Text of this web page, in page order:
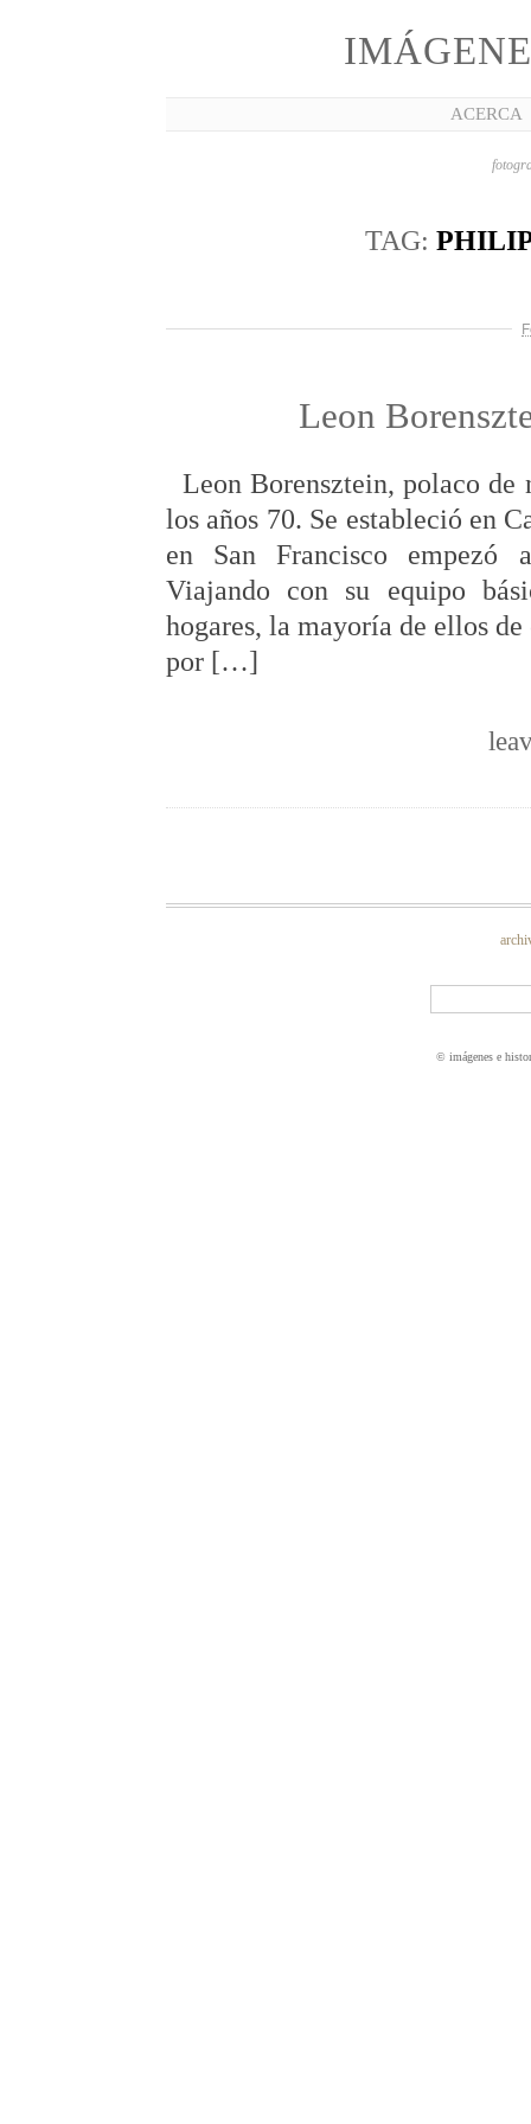
ACERCA
TAG:
Leon
Leon Borensztein, polaco de
los años 70. Se estableció en
en San Francisco empezó
Viajando con su equipo
hogares, la mayoría de ellos
por […]
© imágenes e